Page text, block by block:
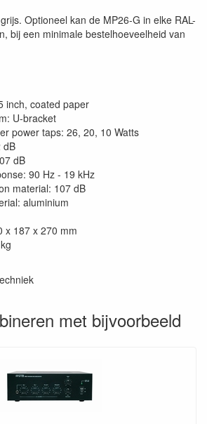
Optioneel kan de MP26-G in elke RAL-
bij een minimale bestelhoeveelheid van
inch, coated paper
U-bracket
power taps: 26, 20, 10 Watts
dB
dB
90 Hz - 19 kHz
material: 107 dB
aluminium
x 187 x 270 mm
met bijvoorbeeld